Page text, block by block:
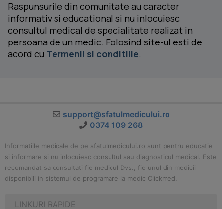
Raspunsurile din comunitate au caracter
informativ si educational si nu inlocuiesc
consultul medical de specialitate realizat in
persoana de un medic. Folosind site-ul esti de
acord cu Termenii si conditiile.
support@sfatulmedicului.ro
0374 109 268
Informatiile medicale de pe sfatulmedicului.ro sunt pentru educatie
si informare si nu inlocuiesc consultul sau diagnosticul medical. Este
recomandat sa consultati fie medicul Dvs., fie unul din medicii
disponibili in sistemul de programare la medic Clickmed.
LINKURI RAPIDE